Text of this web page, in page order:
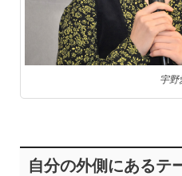
宇野
自分の外側にあるテ